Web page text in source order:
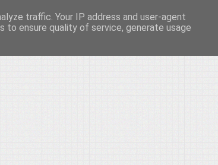
μορφή και έκταση...
traffic. Your IP address and user-agent
to ensure quality of service, generate usage